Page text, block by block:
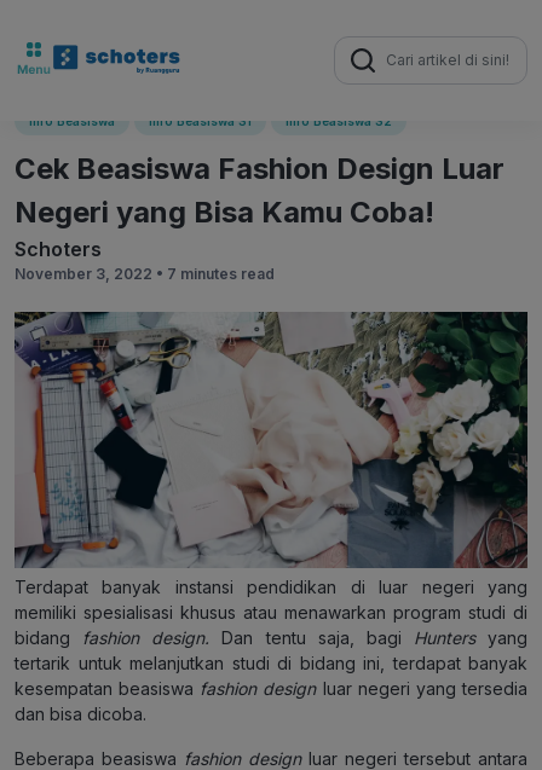
Search
for:
Info Beasiswa Info Beasiswa S1 Info Beasiswa S2
Cek Beasiswa Fashion Design Luar
Negeri yang Bisa Kamu Coba!
Schoters
November 3, 2022 • 7 minutes read
Terdapat banyak instansi pendidikan di luar negeri yang
memiliki spesialisasi khusus atau menawarkan program studi di
bidang
fashion design. Dan tentu saja, bagi Huntersyang
tertarik untuk melanjutkan studi di bidang ini, terdapat banyak
kesempatan beasiswa fashion design luar negeri yang tersedia
dan bisa dicoba.
Beberapa beasiswa fashion design luar negeri tersebut antara